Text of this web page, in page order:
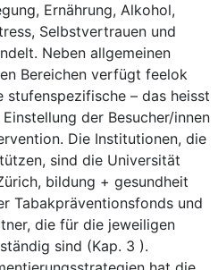
Ernährung, Alkohol,
Selbstvertrauen und
Neben allgemeinen
Bereichen verfügt feelok
stufenspezifische – das heisst
der Besucher/innen
Die Institutionen, die
sind die Universität
bildung + gesundheit
Tabakpräventionsfonds und
die für die jeweiligen
sind (Kap. 3 ).